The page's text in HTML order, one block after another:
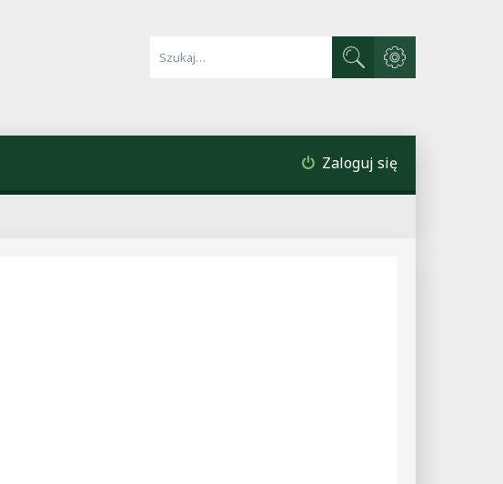
Szukaj
Wyszukiwanie
Zaloguj się